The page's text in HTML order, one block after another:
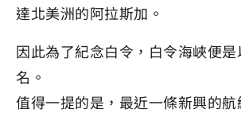
達北美洲的阿拉斯加。
因此為了紀念白令，白令海峽便
名。
值得一提的是，最近一條新興的